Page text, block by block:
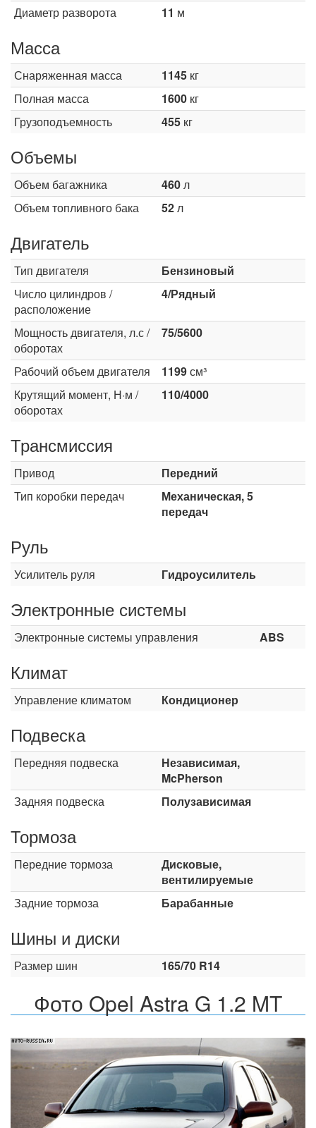
Диаметр разворота
11 м
Масса
Снаряженная масса 1145 кг
Полная масса
1600 кг
Грузоподъемность
455 кг
Объемы
Объем багажника 460л
Объем топливного бака
52л
Двигатель
Тип двигателя
Бензиновый
Число цилиндров /
расположение
4/Рядный
Мощность двигателя, л.с /
оборотах
75/5600
Рабочий объем двигателя 1199см³
Крутящий момент, Н·м /
оборотах
110/4000
Трансмиссия
Привод
Передний
Тип коробки передач
Механическая, 5
передач
Руль
Усилитель руля Гидроусилитель
Электронные системы
Электронные системы управления ABS
Климат
Управление климатом Кондиционер
Подвеска
Передняя подвеска
Независимая,
McPherson
Задняя подвеска
Полузависимая
Тормоза
Передние тормоза
Дисковые,
вентилируемые
Задние тормоза
Барабанные
Шины и диски
Размер шин 165/70 R14
Фото Opel Astra G 1.2 MT
Назад